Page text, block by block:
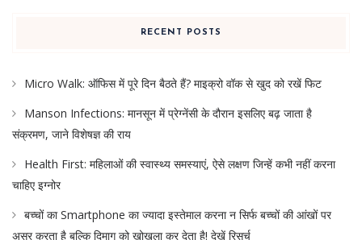
RECENT POSTS
Micro Walk: ऑफिस में पूरे दिन बैठते हैं? माइक्रो वॉक से खुद को रखें फिट
Manson Infections: मानसून में प्रेग्नेंसी के दौरान इसलिए बढ़ जाता है
संक्रमण, जाने विशेषज्ञ की राय
Health First: महिलाओं की स्वास्थ्य समस्याएं, ऐसे लक्षण जिन्हें कभी नहीं करना
चाहिए इग्नोर
बच्चों का Smartphone का ज्यादा इस्तेमाल करना न सिर्फ बच्चों की आंखों पर
असर करता है बल्कि दिमाग को खोखला कर देता है! देखें रिसर्च